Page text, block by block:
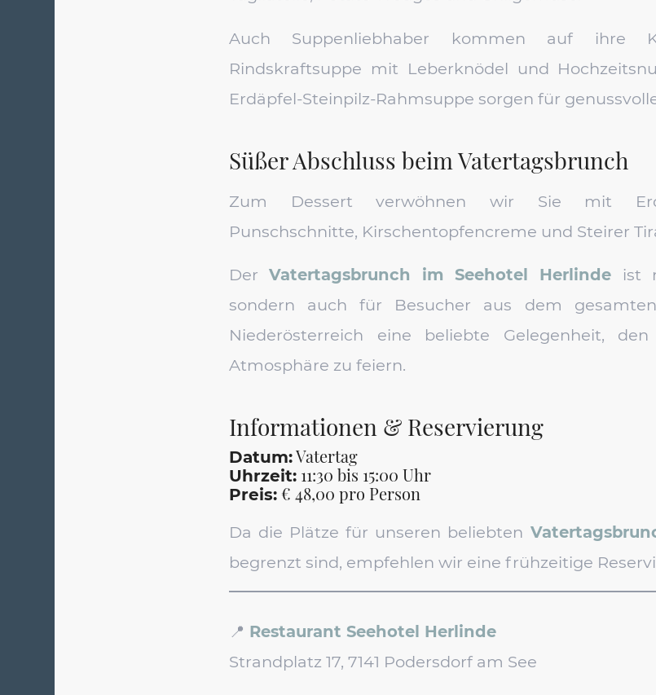
Auch Suppenliebhaber kommen auf ihre
Rindskraftsuppe mit Leberknödel und
Erdäpfel-Steinpilz-Rahmsuppe sorgen für
Süßer Abschluss beim Vatertagsbrunch
Zum Dessert verwöhnen wir Sie mit
Punschschnitte, Kirschentopfencreme und Steirer
DerVatertagsbrunch im Seehotel Herlinde ist
sondern auch für Besucher aus dem
Niederösterreich eine beliebte Gelegenheit,
Atmosphäre zu feiern.
Informationen & Reservierung
Datum:Vatertag
Uhrzeit:11:30 bis 15:00 Uhr
Preis:€ 48,00 pro Person
Da die Plätze für unseren beliebten
begrenzt sind, empfehlen wir eine frühzeitige
📍 Restaurant Seehotel Herlinde
Strandplatz 17, 7141 Podersdorf am See